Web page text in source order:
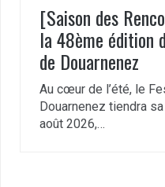
[Saison des
la 48ème édition
de Douarnenez
Au cœur de l’été, le
Douarnenez tiendra
août 2026,…